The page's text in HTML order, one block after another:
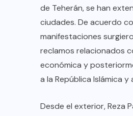
de Teherán, se han
ciudades. De acuerdo
manifestaciones
reclamos relacionados
económica y
a la República Islámica y
Desde el exterior, Reza